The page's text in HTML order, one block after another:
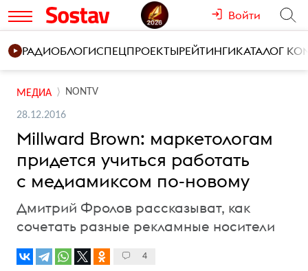
Войти
РАДИОБЛОГИСПЕЦПРОЕКТЫРЕЙТИНГИКАТАЛОГ
МЕДИА NONTV
28.12.2016
Millward Brown: маркетологам
придется учиться работать
с медиамиксом по-новому
Дмитрий Фролов рассказыват, как
сочетать разные рекламные носители
4